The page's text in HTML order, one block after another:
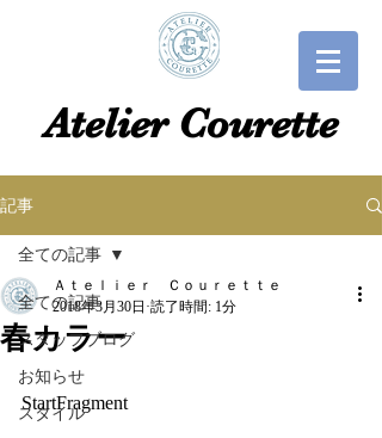
​​Atelier Courette​
記事
全ての記事
スタッフブログ
お知らせ
スタイル
全ての記事
春カラー
Ａｔｅｌｉｅｒ Ｃｏｕｒｅｔｔｅ
2018年3月30日 読了時間: 1分
StartFragment